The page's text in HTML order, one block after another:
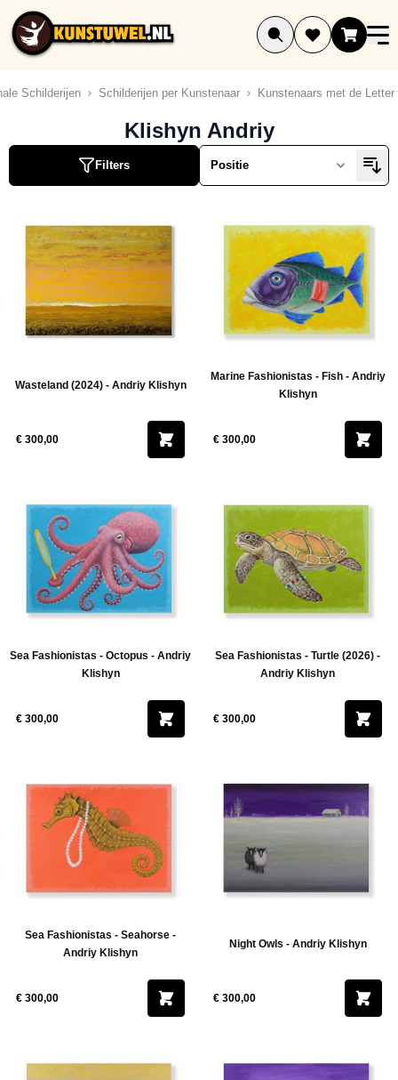
Ga naar de inhoud
Schilderijen Schilderijen per Kunstenaar Kunstenaars met de Letter
Klishyn Andriy
Filters
Wasteland (2024) - Andriy Klishyn
€ 300,00
Marine Fashionistas - Fish - Andriy
Klishyn
€ 300,00
Sea Fashionistas - Octopus - Andriy
Klishyn
€ 300,00
Sea Fashionistas - Turtle (2026) -
Andriy Klishyn
€ 300,00
Sea Fashionistas - Seahorse -
Andriy Klishyn
€ 300,00
Night Owls - Andriy Klishyn
€ 300,00